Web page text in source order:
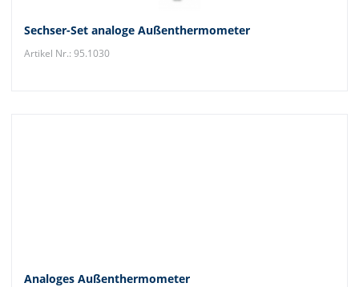
Sechser-Set analoge Außenthermometer
Artikel Nr.: 95.1030
Analoges Außenthermometer